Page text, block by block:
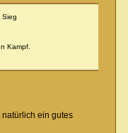
Sieg
Kampf.
ein gutes